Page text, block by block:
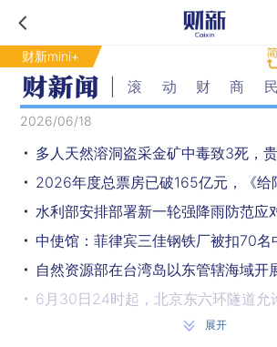
财新mini+
滚动财商
2026/06/18
水利部安排部署新一轮强降雨防范应
自然资源部在台湾岛以东管辖海域开
展开